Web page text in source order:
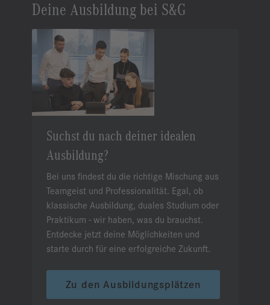
Deine Ausbildung bei S&G
Suchst du nach deiner idealen
Ausbildung?
Bei uns findest du die richtige Mischung aus
Teamgeist und Professionalität. Egal, ob
klassische Ausbildung, duales Studium oder
Praktikum - wir haben, was du brauchst.
Entdecke jetzt deine Möglichkeiten und
starte durch für eine erfolgreiche Zukunft.
Zu den Ausbildungsplätzen